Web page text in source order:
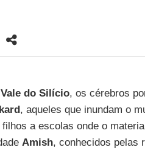
Vale do Silício, os cérebros
, aqueles que inundam o
a escolas onde o
Amish, conhecidos pelas